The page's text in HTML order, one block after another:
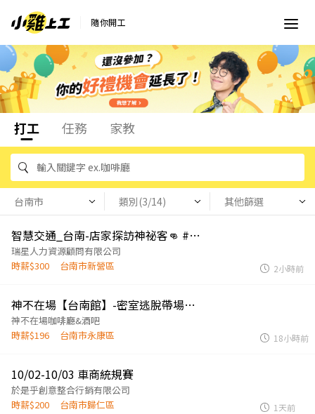
隨你開工
打工 任務 家教
台南市 類別(3/14) 其他篩選
智慧交通_台南-店家探訪神祕客👊 #高薪
瑞星人力資源顧問有限公司
時薪$300
台南市新營區 2小時前
神不在場【台南館】-密室逃脫帶場人員
神不在場咖啡廳&酒吧
時薪$196
台南市永康區 18小時前
10/02-10/03 車商統規賽
於是乎創意整合行銷有限公司
時薪$200
台南市歸仁區 1天前